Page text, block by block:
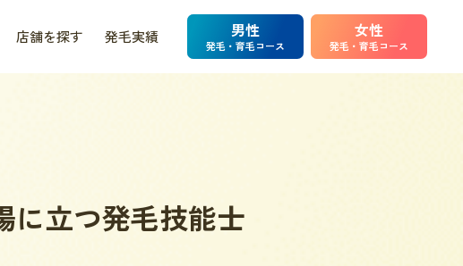
店舗を探す 発毛実績 男性
発毛・育毛コース
女性
発毛・育毛コース
に立つ発毛技能士